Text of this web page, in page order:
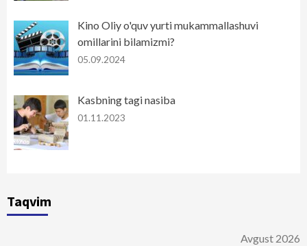
Kino Oliy o'quv yurti mukammallashuvi
omillarini bilamizmi?
05.09.2024
Kasbning tagi nasiba
01.11.2023
Taqvim
Avgust 2026